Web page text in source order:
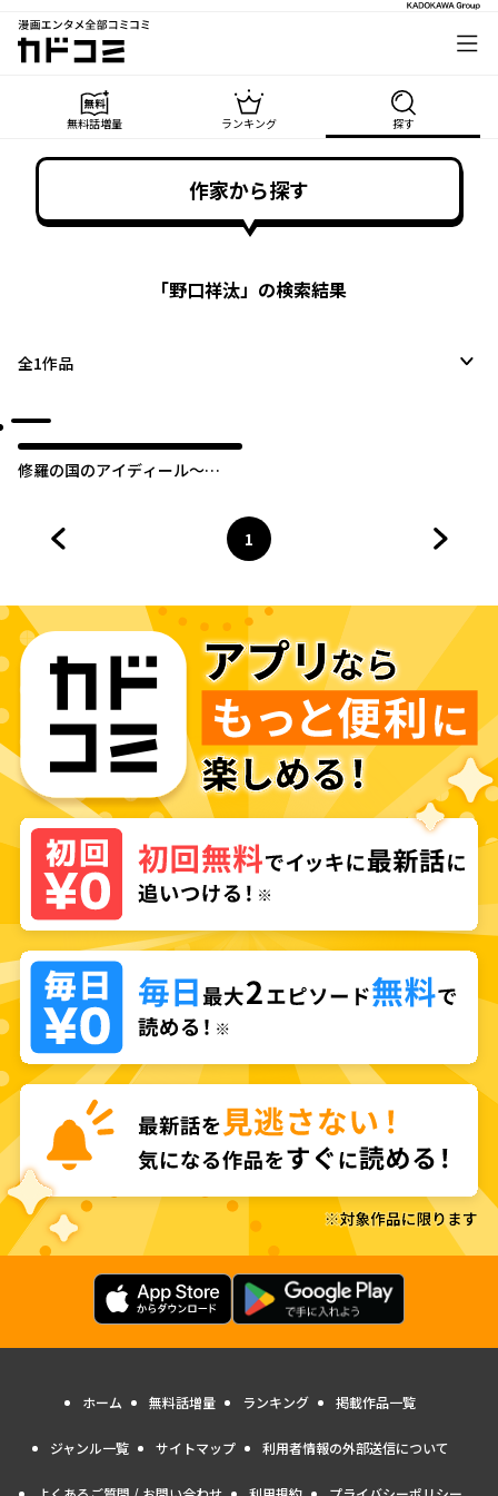
漫画エンタメ全部コミコミ
カドコミ
無料話増量 ランキング 探す
作家から探す
「野口祥汰」の検索結果
全1作品
修羅の国のアイディール～
ページ
1
へ
ホーム 無料話増量 ランキング 掲載作品一覧
ジャンル一覧 サイトマップ 利用者情報の外部送信について